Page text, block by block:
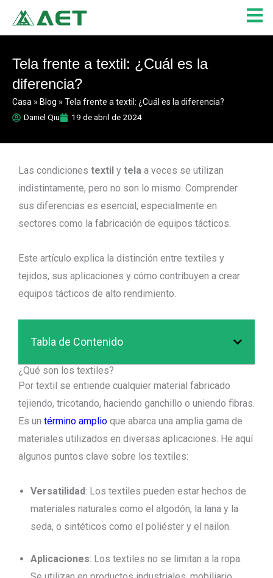
contenido
Tela frente a textil: ¿Cuál es la
diferencia?
Casa » Blog » Tela frente a textil: ¿Cuál es la diferencia?
Daniel Qiu
19 de abril de 2024
Las condiciones textil y tela a veces se utilizan
indistintamente, pero no son lo mismo. Comprender
sus diferencias es esencial, especialmente en
sectores como la fabricación de equipos tácticos.
Este artículo explica la distinción entre textiles y
tejidos, sus aplicaciones y cómo contribuyen a crear
equipos tácticos de alto rendimiento.
Tabla de Contenido
¿Qué son los textiles?
Por textil se entiende cualquier material fabricado
tejiendo, tricotando, haciendo ganchillo o uniendo fibras.
Es un término amplio que abarca una amplia gama de
materiales utilizados en diversas aplicaciones. He aquí
algunos puntos clave sobre los textiles:
Versatilidad: Los textiles pueden estar hechos de
materiales naturales como el algodón, la lana y la
seda, o sintéticos como el poliéster y el nailon.
Aplicaciones: Los textiles no se limitan a la ropa.